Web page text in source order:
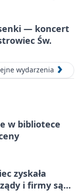
— koncert
Św.
wydarzenia
w bibliotece
zyskała
i firmy są